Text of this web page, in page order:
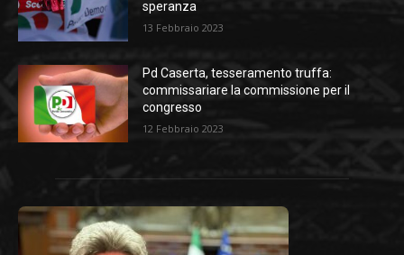
speranza
13 Febbraio 2023
Pd Caserta, tesseramento truffa:
commissariare la commissione per il
congresso
12 Febbraio 2023